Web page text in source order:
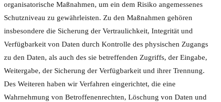
organisatorische Maßnahmen, um ein dem Risiko angemessenes
Schutzniveau zu gewährleisten. Zu den Maßnahmen gehören
insbesondere die Sicherung der Vertraulichkeit, Integrität und
Verfügbarkeit von Daten durch Kontrolle des physischen Zugangs
zu den Daten, als auch des sie betreffenden Zugriffs, der Eingabe,
Weitergabe, der Sicherung der Verfügbarkeit und ihrer Trennung.
Des Weiteren haben wir Verfahren eingerichtet, die eine
Wahrnehmung von Betroffenenrechten, Löschung von Daten und